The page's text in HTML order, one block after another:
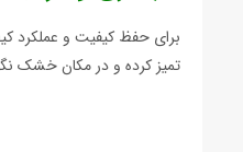
برای حفظ کیفیت و عملکرد
تمیز کرده و در مکان خشک